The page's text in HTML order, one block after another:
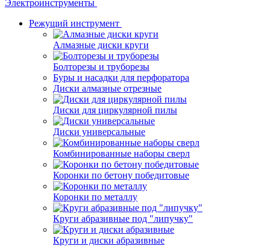
Электроинструменты
Режущий инструмент
Алмазные диски круги
Болторезы и труборезы
Буры и насадки для перфоратора
Диски алмазные отрезные
Диски для циркулярной пилы
Диски универсальные
Комбинированные наборы сверл
Коронки по бетону победитовые
Коронки по металлу
Круги абразивные под "липучку"
Круги и диски абразивные